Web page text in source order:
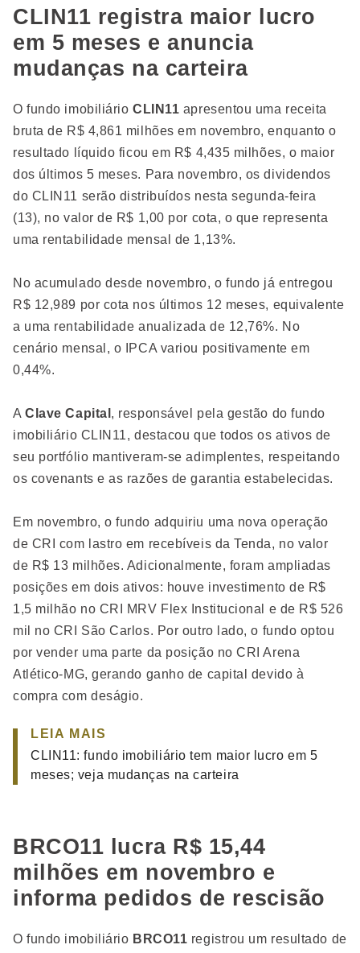
CLIN11 registra maior lucro
em 5 meses e anuncia
mudanças na carteira
O fundo imobiliário CLIN11 apresentou uma receita
bruta de R$ 4,861 milhões em novembro, enquanto o
resultado líquido ficou em R$ 4,435 milhões, o maior
dos últimos 5 meses. Para novembro, os dividendos
do CLIN11 serão distribuídos nesta segunda-feira
(13), no valor de R$ 1,00 por cota, o que representa
uma rentabilidade mensal de 1,13%.
No acumulado desde novembro, o fundo já entregou
R$ 12,989 por cota nos últimos 12 meses, equivalente
a uma rentabilidade anualizada de 12,76%. No
cenário mensal, o IPCA variou positivamente em
0,44%.
AClave Capital , responsável pela gestão do fundo
imobiliário CLIN11, destacou que todos os ativos de
seu portfólio mantiveram-se adimplentes, respeitando
os covenants e as razões de garantia estabelecidas.
Em novembro, o fundo adquiriu uma nova operação
de CRI com lastro em recebíveis da Tenda, no valor
de R$ 13 milhões. Adicionalmente, foram ampliadas
posições em dois ativos: houve investimento de R$
1,5 milhão no CRI MRV Flex Institucional e de R$ 526
mil no CRI São Carlos. Por outro lado, o fundo optou
por vender uma parte da posição no CRI Arena
Atlético-MG, gerando ganho de capital devido à
compra com deságio.
LEIA MAIS
CLIN11: fundo imobiliário tem maior lucro em 5
meses; veja mudanças na carteira
BRCO11 lucra R$ 15,44
milhões em novembro e
informa pedidos de rescisão
O fundo imobiliário BRCO11 registrou um resultado de